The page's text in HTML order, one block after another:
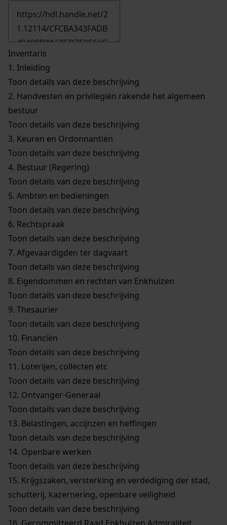
Inventaris
1. Inleiding
Toon details van deze beschrijving
2. Handvesten en privilegiën rakende het algemeen
bestuur
Toon details van deze beschrijving
3. Keuren en Ordonnantiën
Toon details van deze beschrijving
4. Bestuur (Regering)
Toon details van deze beschrijving
5. Ambten en bedieningen
Toon details van deze beschrijving
6. Rechtspraak
Toon details van deze beschrijving
7. Afgevaardigden ter dagvaart
Toon details van deze beschrijving
8. Eigendommen en rechten van Enkhuizen
Toon details van deze beschrijving
9. Thesaurier
Toon details van deze beschrijving
10. Financiën
Toon details van deze beschrijving
11. Loterijen, collecten etc
Toon details van deze beschrijving
12. Ontvanger-Generaal
Toon details van deze beschrijving
13. Belastingen, accijnzen en heffingen
Toon details van deze beschrijving
14. Openbare werken
Toon details van deze beschrijving
15. Krijgszaken, versterking en verdediging der stad,
schutterij, kazernering, openbare veiligheid
Toon details van deze beschrijving